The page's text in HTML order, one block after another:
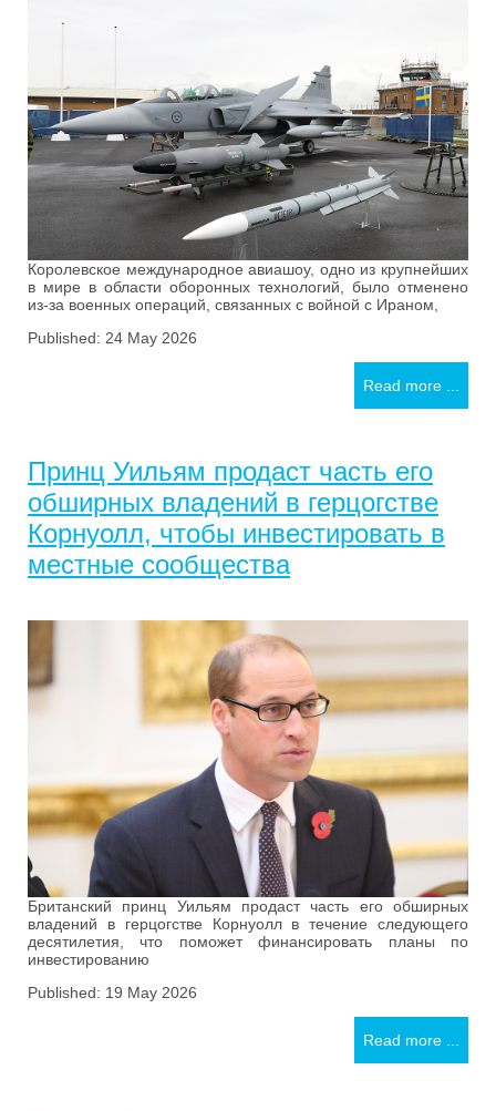
Королевское международное авиашоу, одно из крупнейших
в мире в области оборонных технологий, было отменено
из-за военных операций, связанных с войной с Ираном,
Published: 24 May 2026
Read more ...
Принц Уильям продаст часть его
обширных владений в герцогстве
Корнуолл, чтобы инвестировать в
местные сообщества
Британский принц Уильям продаст часть его обширных
владений в герцогстве Корнуолл в течение следующего
десятилетия, что поможет финансировать планы по
инвестированию
Published: 19 May 2026
Read more ...